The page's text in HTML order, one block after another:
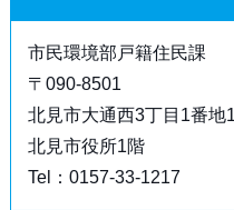
市民環境部戸籍住民課
〒090-8501
北見市大通西3丁目1番地1
北見市役所1階
Tel：0157-33-1217